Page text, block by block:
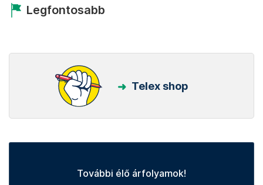
Legfontosabb
Telex shop
További élő árfolyamok!